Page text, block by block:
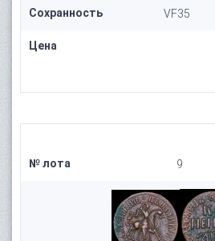
Сохранность VF35
Цена
№ лота 9